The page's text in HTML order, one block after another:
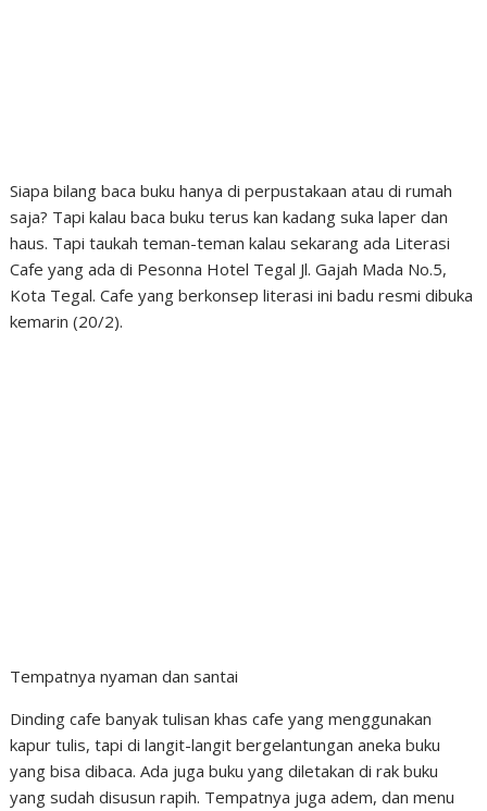
Siapa bilang baca buku hanya di perpustakaan atau di rumah
saja? Tapi kalau baca buku terus kan kadang suka laper dan
haus. Tapi taukah teman-teman kalau sekarang ada Literasi
Cafe yang ada di Pesonna Hotel Tegal Jl. Gajah Mada No.5,
Kota Tegal. Cafe yang berkonsep literasi ini badu resmi dibuka
kemarin (20/2).
Tempatnya nyaman dan santai
Dinding cafe banyak tulisan khas cafe yang menggunakan
kapur tulis, tapi di langit-langit bergelantungan aneka buku
yang bisa dibaca. Ada juga buku yang diletakan di rak buku
yang sudah disusun rapih. Tempatnya juga adem, dan menu